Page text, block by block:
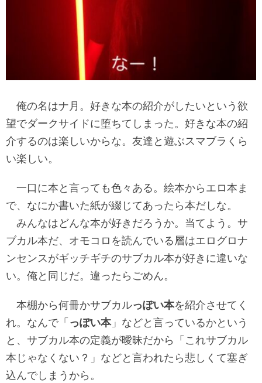
俺の名はナ月。好きな本の紹介がしたいという欲
望でダークサイドに堕ちてしまった。好きな本の紹
介するのは楽しいからな。友達と遊ぶスマブラくら
い楽しい。
一口に本と言っても色々ある。絵本からエロ本ま
で、なにか書いた紙が綴じてあったら本だしな。
みんなはどんな本が好きだろうか。当てよう。サ
ブカル本だ、オモコロを読んでいる層はエログロナ
ンセンスがギッチギチのサブカル本が好きに違いな
い。俺と同じだ。違ったらごめん。
本棚から何冊かサブカルっぽい本を紹介させてく
れ。なんで「 っぽい本」などと言っているかという
と、サブカル本の定義が曖昧だから「これサブカル
本じゃなくない？」などと言われたら悲しくて塞ぎ
込んでしまうから。